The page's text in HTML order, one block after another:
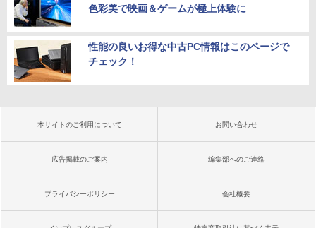
色彩美で映画＆ゲームが極上体験に
性能の良いお得な中古PC情報はこのページで
チェック！
本サイトのご利用について お問い合わせ
広告掲載のご案内 編集部へのご連絡
プライバシーポリシー 会社概要